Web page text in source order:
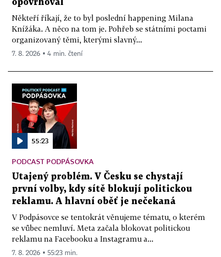
opovrhoval
Někteří říkají, že to byl poslední happening Milana
Knížáka. A něco na tom je. Pohřeb se státními poctami
organizovaný těmi, kterými slavný...
7. 8. 2026 ▪ 4 min. čtení
55:23
PODCAST PODPÁSOVKA
Utajený problém. V Česku se chystají
první volby, kdy sítě blokují politickou
reklamu. A hlavní oběť je nečekaná
V Podpásovce se tentokrát věnujeme tématu, o kterém
se vůbec nemluví. Meta začala blokovat politickou
reklamu na Facebooku a Instagramu a...
7. 8. 2026 ▪ 55:23 min.